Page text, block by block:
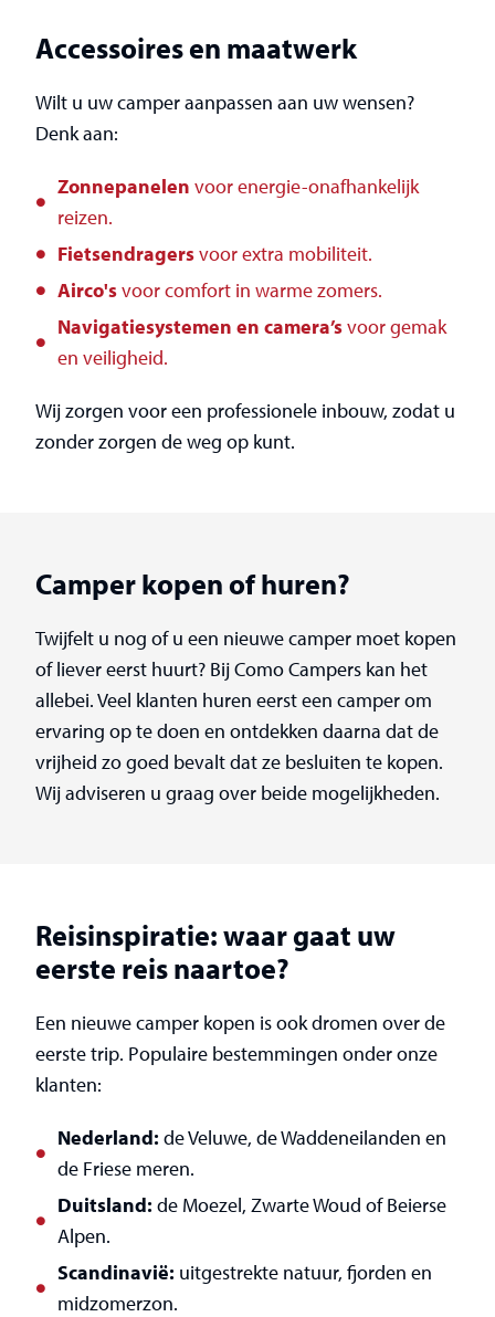
Accessoires en maatwerk
Wilt u uw camper aanpassen aan uw wensen?
Denk aan:
Zonnepanelen voor energie-onafhankelijk
reizen.
Fietsendragersvoor extra mobiliteit.
Airco'svoor comfort in warme zomers.
Navigatiesystemen en camera’svoor gemak
en veiligheid.
Wij zorgen voor een professionele inbouw, zodat u
zonder zorgen de weg op kunt.
Camper kopen of huren?
Twijfelt u nog of u een nieuwe camper moet kopen
of liever eerst huurt? Bij Como Campers kan het
allebei. Veel klanten huren eerst een camper om
ervaring op te doen en ontdekken daarna dat de
vrijheid zo goed bevalt dat ze besluiten te kopen.
Wij adviseren u graag over beide mogelijkheden.
Reisinspiratie: waar gaat uw
eerste reis naartoe?
Een nieuwe camper kopen is ook dromen over de
eerste trip. Populaire bestemmingen onder onze
klanten:
Nederland: de Veluwe, de Waddeneilanden en
de Friese meren.
Duitsland: de Moezel, Zwarte Woud of Beierse
Alpen.
Scandinavië: uitgestrekte natuur, fjorden en
midzomerzon.